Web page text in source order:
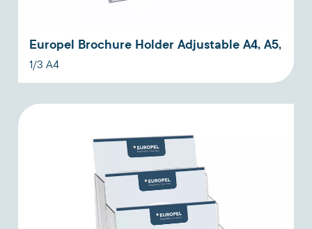
Europel Brochure Holder Adjustable A4, A5,
1/3 A4